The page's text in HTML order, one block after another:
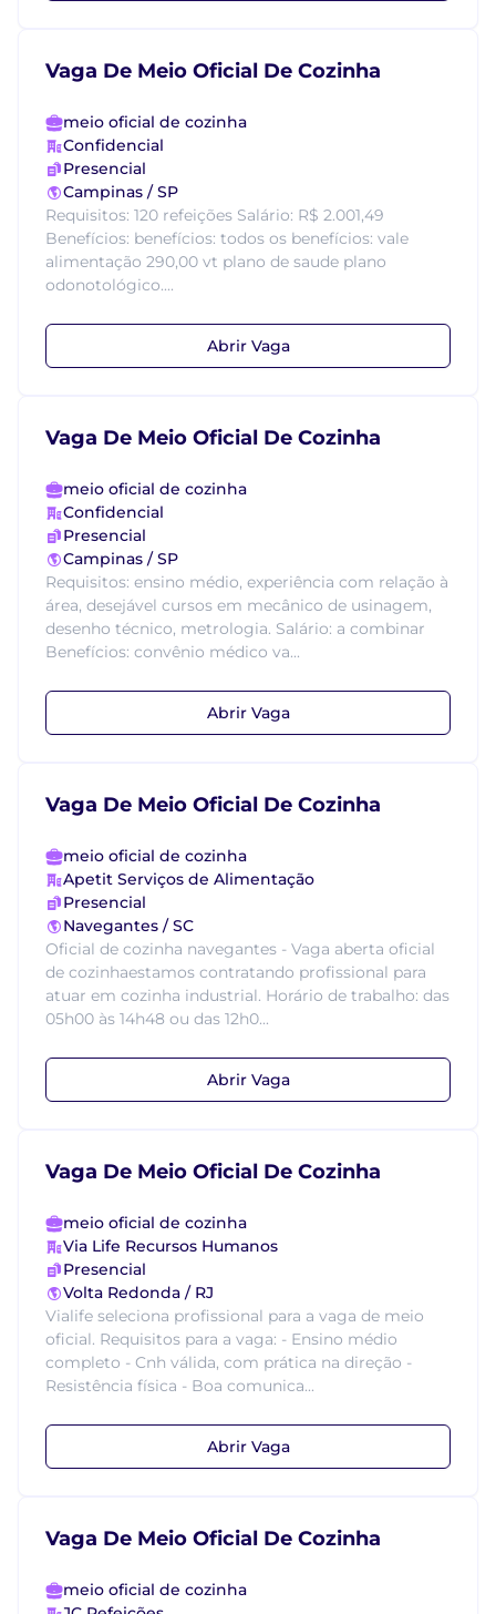
Vaga De Meio Oficial De Cozinha
meio oficial de cozinha
Confidencial
Presencial
Campinas / SP
Requisitos: 120 refeições Salário: R$ 2.001,49
Benefícios: benefícios: todos os benefícios: vale
alimentação 290,00 vt plano de saude plano
odonotológico....
Abrir Vaga
Vaga De Meio Oficial De Cozinha
meio oficial de cozinha
Confidencial
Presencial
Campinas / SP
Requisitos: ensino médio, experiência com relação à
área, desejável cursos em mecânico de usinagem,
desenho técnico, metrologia. Salário: a combinar
Benefícios: convênio médico va...
Abrir Vaga
Vaga De Meio Oficial De Cozinha
meio oficial de cozinha
Apetit Serviços de Alimentação
Presencial
Navegantes / SC
Oficial de cozinha navegantes - Vaga aberta oficial
de cozinhaestamos contratando profissional para
atuar em cozinha industrial. Horário de trabalho: das
05h00 às 14h48 ou das 12h0...
Abrir Vaga
Vaga De Meio Oficial De Cozinha
meio oficial de cozinha
Via Life Recursos Humanos
Presencial
Volta Redonda / RJ
Vialife seleciona profissional para a vaga de meio
oficial. Requisitos para a vaga: - Ensino médio
completo - Cnh válida, com prática na direção -
Resistência física - Boa comunica...
Abrir Vaga
Vaga De Meio Oficial De Cozinha
meio oficial de cozinha